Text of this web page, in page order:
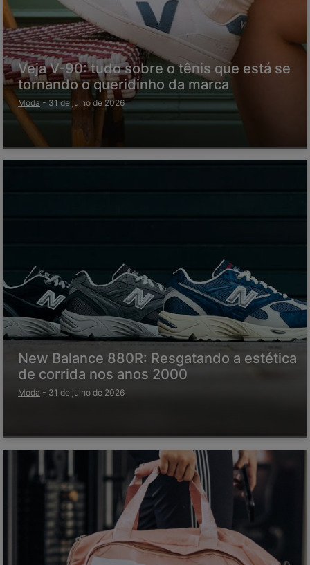
Veja V-90: tudo sobre o tênis que está se
tornando o queridinho da marca
Moda - 31 de julho de 2026
New Balance 880R: Resgatando a estética
de corrida nos anos 2000
Moda - 31 de julho de 2026